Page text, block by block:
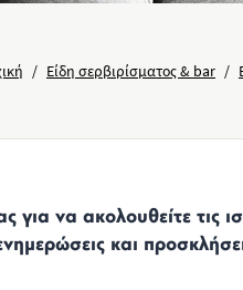
/ Είδη σερβιρίσματος & bar /
να ακολουθείτε τις
και